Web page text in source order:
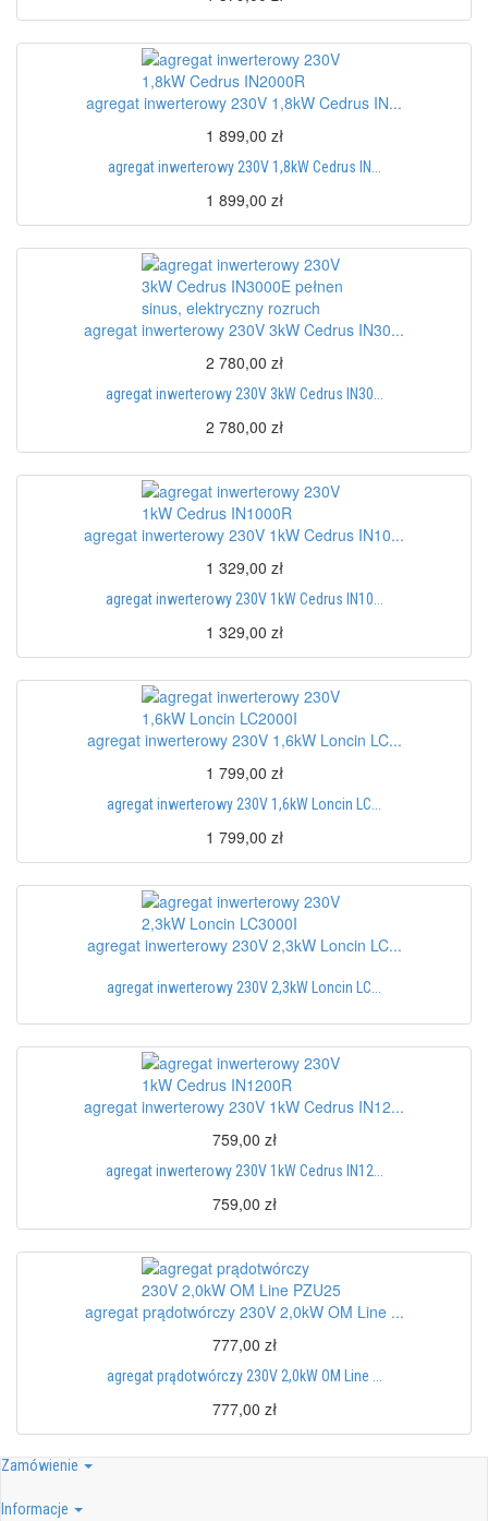
agregat inwerterowy 230V 1,8kW Cedrus IN...
1 899,00 zł
agregat inwerterowy 230V 1,8kW Cedrus IN...
1 899,00 zł
agregat inwerterowy 230V 3kW Cedrus IN30...
2 780,00 zł
agregat inwerterowy 230V 3kW Cedrus IN30...
2 780,00 zł
agregat inwerterowy 230V 1kW Cedrus IN10...
1 329,00 zł
agregat inwerterowy 230V 1kW Cedrus IN10...
1 329,00 zł
agregat inwerterowy 230V 1,6kW Loncin LC...
1 799,00 zł
agregat inwerterowy 230V 1,6kW Loncin LC...
1 799,00 zł
agregat inwerterowy 230V 2,3kW Loncin LC...
agregat inwerterowy 230V 2,3kW Loncin LC...
agregat inwerterowy 230V 1kW Cedrus IN12...
759,00 zł
agregat inwerterowy 230V 1kW Cedrus IN12...
759,00 zł
agregat prądotwórczy 230V 2,0kW OM Line ...
777,00 zł
agregat prądotwórczy 230V 2,0kW OM Line ...
777,00 zł
Zamówienie
Informacje